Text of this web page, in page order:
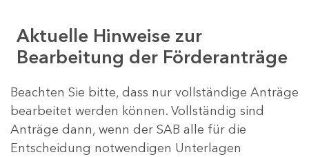
Aktuelle Hinweise zur
Bearbeitung der Förderanträge
Beachten Sie bitte, dass nur vollständige Anträge
bearbeitet werden können. Vollständig sind
Anträge dann, wenn der SAB alle für die
Entscheidung notwendigen Unterlagen